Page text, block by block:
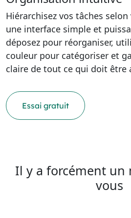
Hiérarchisez vos tâches
une interface simple et
déposez pour réorganiser,
couleur pour catégoriser et
claire de tout ce qui doit être
Essai gratuit
Il y a forcément un
vous​